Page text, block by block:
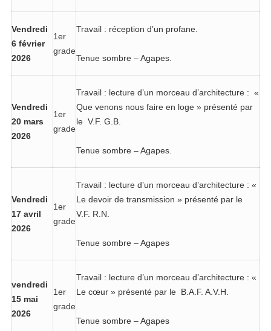
Vendredi
6 février
2026
1er
grade
Travail : réception d’un profane.
Tenue sombre – Agapes.
Vendredi
20mars
2026
1er
grade
Travail : lecture d’un morceau d’architecture : «
Que venons nous faire en loge » présenté par
le V.F. G.B.
Tenue sombre – Agapes.
Vendredi
17 avril
2026
1er
grade
Travail : lecture d’un morceau d’architecture : «
Le devoir de transmission » présenté par le
V.F. R.N.
Tenue sombre – Agapes
vendredi
15 mai
2026
1er
grade
Travail : lecture d’un morceau d’architecture : «
Le cœur » présenté par le B.A.F. A.V.H.
Tenue sombre – Agapes